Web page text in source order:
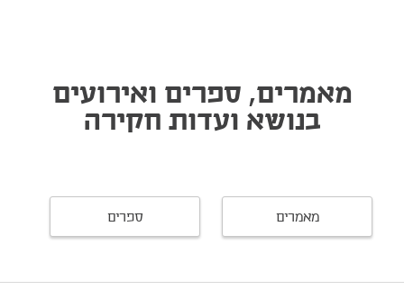
מאמרים, ספרים ואירועים
בנושא ועדות חקירה
מאמרים ספרים